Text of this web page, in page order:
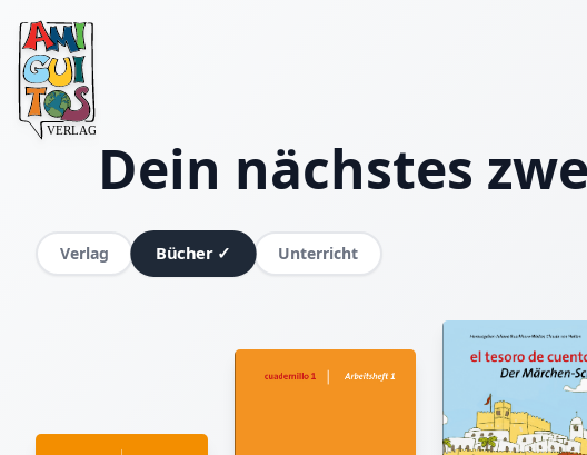
Dein nächstes
Verlag Bücher ✓ Unterricht
Jörn